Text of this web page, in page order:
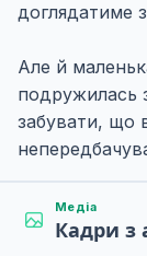
доглядатиме
Але й
подружилась
забувати, що
Медіа
Кадри з